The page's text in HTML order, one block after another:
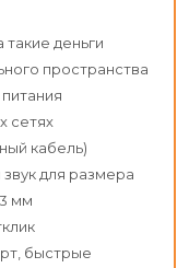
деньги
пространства
сетях
кабель)
для размера
мм
быстрые